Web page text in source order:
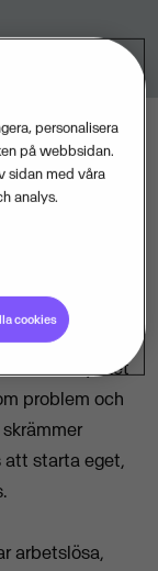
65
är det mycket
problem och
att starta eget,
arbetslösa,
personalisera
på webbsidan.
sidan med våra
analys.
cookies